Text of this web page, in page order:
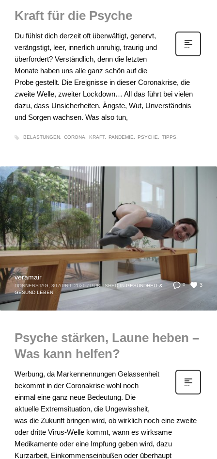
Kraft für die Psyche
Du fühlst dich derzeit oft überwältigt, genervt,
verängstigt, leer, innerlich unruhig, traurig und
überfordert? Verständlich, denn die letzten
Monate haben uns alle ganz schön auf die
Probe gestellt. Die Ereignisse in dieser Coronakrise, die
zweite Welle, zweiter Lockdown… All das führt bei vielen
dazu, dass Unsicherheiten, Ängste, Wut, Unverständnis
und Sorgen wachsen. Was also tun,
BELASTUNGEN CORONA KRAFT PANDEMIE PSYCHE TIPPS
0 3
veramair
DONNERSTAG, 30 APRIL 2020 / PUBLISHED IN GESUNDHEIT &
GESUND LEBEN
Psyche stärken, Laune heben –
Was kann helfen?
Werbung, da Markennennungen Gelassenheit
bekommt in der Coronakrise wohl noch
einmal eine ganz neue Bedeutung. Die
aktuelle Extremsituation, die Ungewissheit,
was die Zukunft bringen wird, ob wirklich noch eine zweite
oder dritte Virus-Welle kommt, wann es wirksame
Medikamente oder eine Impfung geben wird, dazu
Kurzarbeit, Einkommenseinbußen oder überhaupt